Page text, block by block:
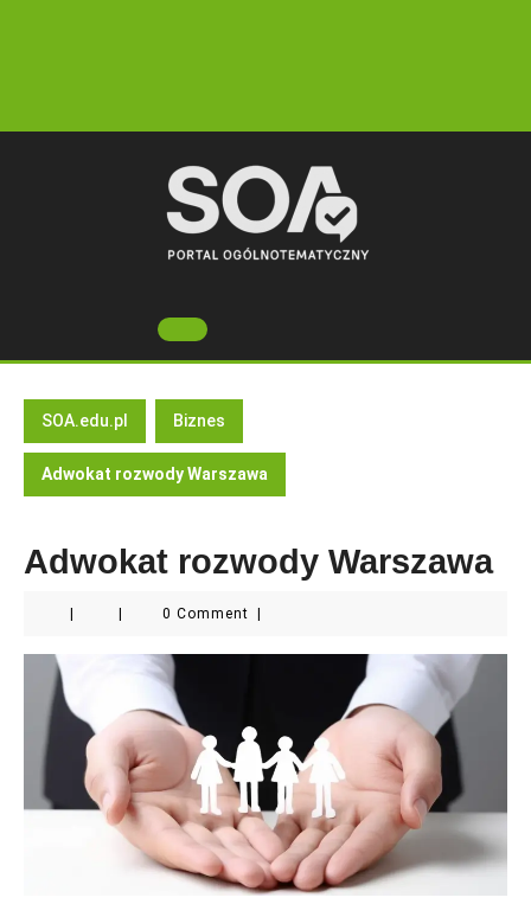
Open
Button
SOA.edu.pl Biznes
Adwokat rozwody Warszawa
Adwokat rozwody Warszawa
0 Comment